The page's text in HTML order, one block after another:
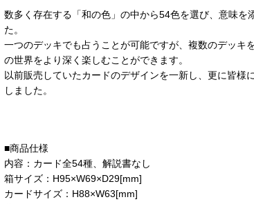
数多く存在する「和の色」の中から54色を選び、意味を
た。
一つのデッキでも占うことが可能ですが、複数のデッキ
の世界をより深く楽しむことができます。
以前販売していたカードのデザインを一新し、更に皆様
しました。
■商品仕様
内容：カード全54種、解説書なし
箱サイズ：H95×W69×D29[mm]
カードサイズ：H88×W63[mm]